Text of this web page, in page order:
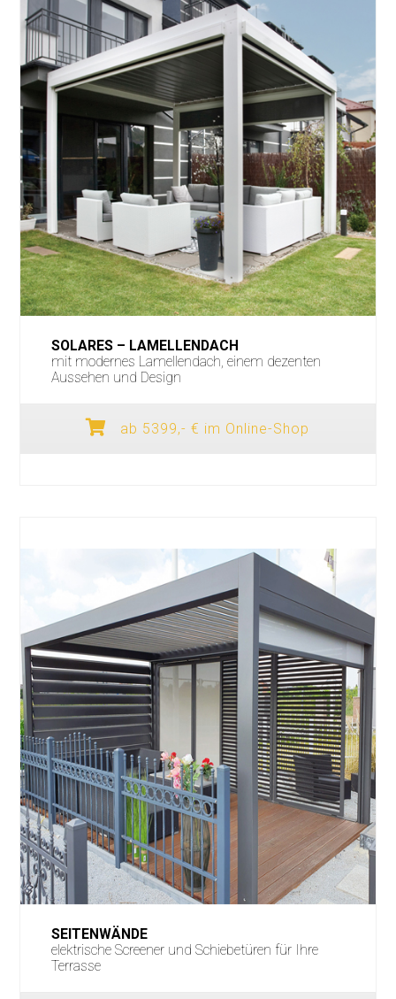
SOLARES – LAMELLENDACH
mit modernes Lamellendach, einem dezenten
Aussehen und Design
ab 5399,- € im Online-Shop
SEITENWÄNDE
elektrische Screener und Schiebetüren für Ihre
Terrasse